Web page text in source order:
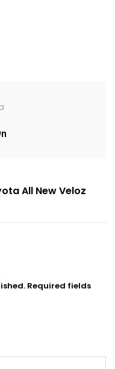
All New Veloz
Required fields